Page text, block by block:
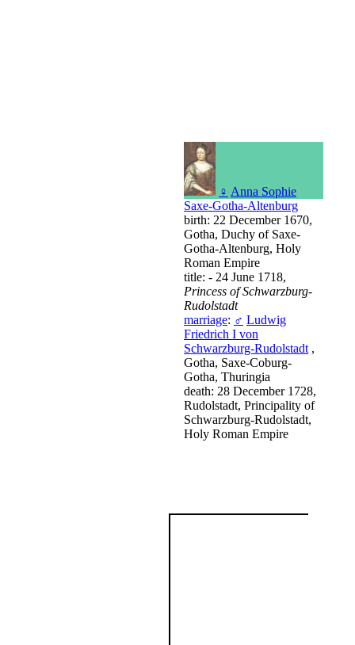
♀ Anna Sophie
Saxe-Gotha-Altenburg
birth: 22 December 1670,
Gotha, Duchy of Saxe-
Gotha-Altenburg, Holy
Roman Empire
title: - 24 June 1718,
Princess of Schwarzburg-
Rudolstadt
marriage: ♂ Ludwig
Friedrich I von
Schwarzburg-Rudolstadt ,
Gotha, Saxe-Coburg-
Gotha, Thuringia
death: 28 December 1728,
Rudolstadt, Principality of
Schwarzburg-Rudolstadt,
Holy Roman Empire